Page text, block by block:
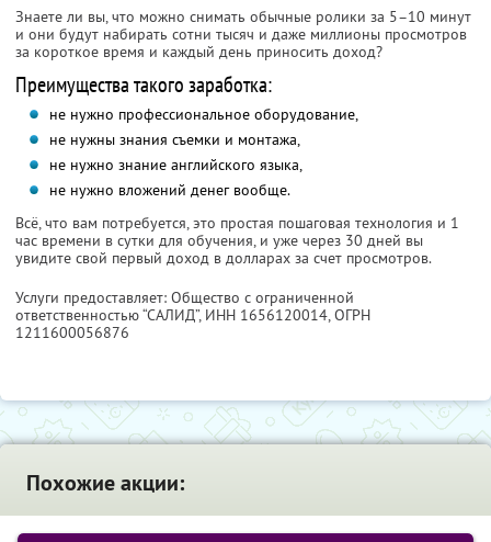
Знаете ли вы, что можно снимать обычные ролики за 5–10 минут
и они будут набирать сотни тысяч и даже миллионы просмотров
за короткое время и каждый день приносить доход?
Преимущества такого заработка:
не нужно профессиональное оборудование,
не нужны знания съемки и монтажа,
не нужно знание английского языка,
не нужно вложений денег вообще.
Всё, что вам потребуется, это простая пошаговая технология и 1
час времени в сутки для обучения, и уже через 30 дней вы
увидите свой первый доход в долларах за счет просмотров.
Услуги предоставляет: Общество с ограниченной
ответственностью “САЛИД”, ИНН 1656120014, ОГРН
1211600056876
Похожие акции: